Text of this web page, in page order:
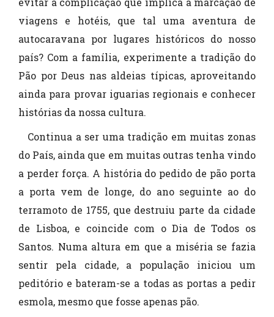
viagens e hotéis, que tal uma aventura de
autocaravana por lugares históricos do nosso
país? Com a família, experimente a tradição do
Pão por Deus nas aldeias típicas, aproveitando
ainda para provar iguarias regionais e conhecer
histórias da nossa cultura.
Continua a ser uma tradição em muitas zonas
do País, ainda que em muitas outras tenha vindo
a perder força. A história do pedido de pão porta
a porta vem de longe, do ano seguinte ao do
terramoto de 1755, que destruiu parte da cidade
de Lisboa, e coincide com o Dia de Todos os
Santos. Numa altura em que a miséria se fazia
sentir pela cidade, a população iniciou um
peditório e bateram-se a todas as portas a pedir
esmola, mesmo que fosse apenas pão.